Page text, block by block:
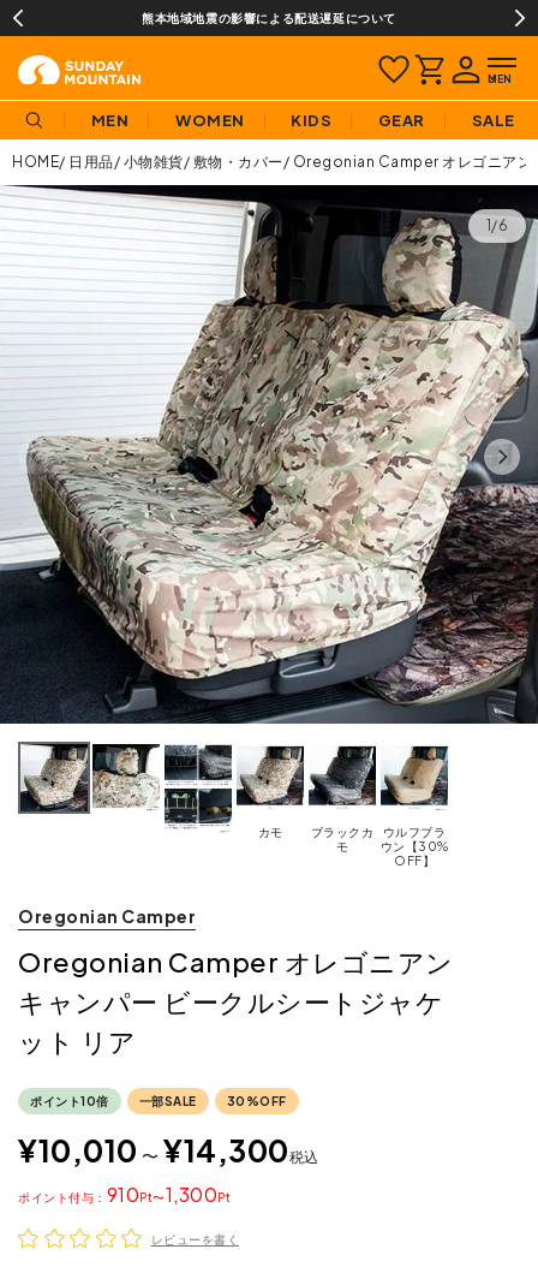
熊本地域地震の影響による配送遅延について
MEN WOMEN KIDS GEAR SALE
HOME 日用品 小物雑貨 敷物・カバー Oregonian Camper オレゴニアン
1/6
カモ
ブラックカ
モ
ウルフブラ
ウン【30%
OFF】
Oregonian Camper
Oregonian Camper オレゴニアン
キャンパー ビークルシートジャケ
ット リア
ポイント10倍 一部SALE 30%OFF
¥10,010 〜 ¥14,300税込
910 〜1,300
ポイント
レビューを書く